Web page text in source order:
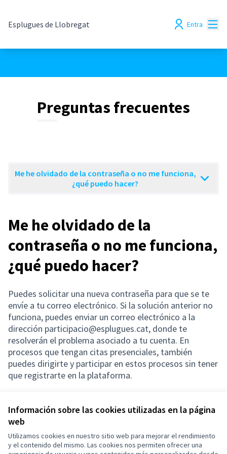
Información sobre las cookies utilizadas en la página
web
Utilizamos cookies en nuestro sitio web para mejorar el rendimiento
y el contenido del mismo. Las cookies nos permiten ofrecer una
Esplugues de Llobregat Entra
Preguntas frecuentes
Me he olvidado de la contraseña o no me funciona,
¿qué puedo hacer?
Me he olvidado de la
contraseña o no me funciona,
¿qué puedo hacer?
Puedes solicitar una nueva contraseña para que se te
envíe a tu correo electrónico. Si la solución anterior no
funciona, puedes enviar un correo electrónico a la
dirección participacio@esplugues.cat, donde te
resolverán el problema asociado a tu cuenta. En
procesos que tengan citas presenciales, también
puedes dirigirte y participar en estos procesos sin tener
que registrarte en la plataforma.
Términos y condiciones de uso
Configuración de cookies
Esplugues de Llobregat en X
Esplugues de Llobregat en Facebook
Esplugues de Llobregat en Instagram
Esplugues de Llobregat en YouTube